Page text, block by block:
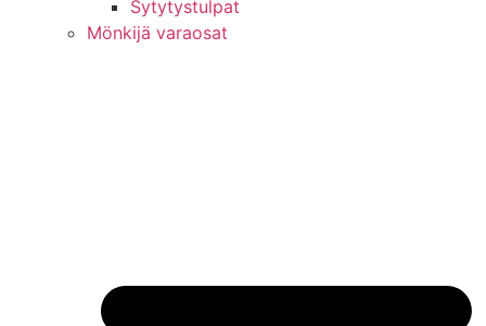
Sytytystulpat
Mönkijä varaosat